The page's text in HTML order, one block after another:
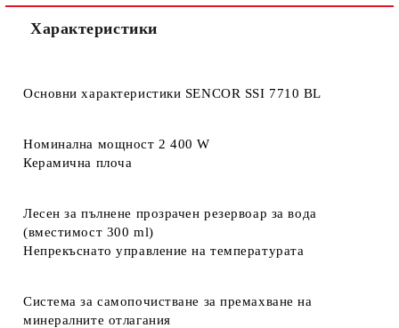
Характеристики
Основни характеристики SENCOR SSI 7710 BL
Номинална мощност 2 400 W
Керамична плоча
Лесен за пълнене прозрачен резервоар за вода
(вместимост 300 ml)
Непрекъснато управление на температурата
Система за самопочистване за премахване на
минералните отлагания